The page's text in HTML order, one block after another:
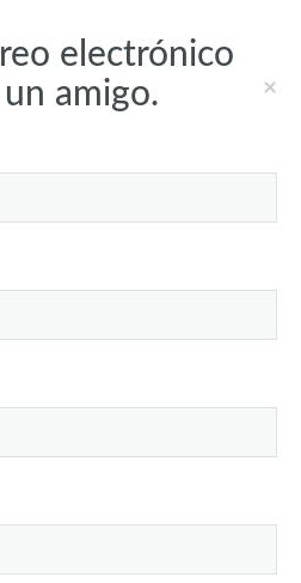
electrónico
amigo.
×